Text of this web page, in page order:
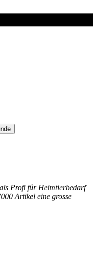
Profi für Heimtierbedarf
Artikel eine grosse